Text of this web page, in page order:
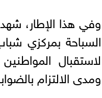
وفي هذا الإطار،
السباحة بمركزي
لاستقبال
ومدى الالتزام